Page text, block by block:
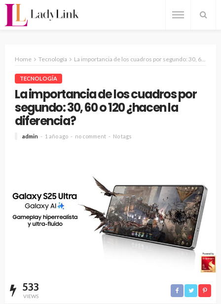
Home Tecnología La importancia de los cuadros por segundo: 30, 60 o 120 ¿hacen la diferencia?
TECNOLOGÍA
La importancia de los cuadros por
segundo: 30, 60 o 120 ¿hacen la
diferencia?
admin 1 año ago no comment No tags
533
VIEWS